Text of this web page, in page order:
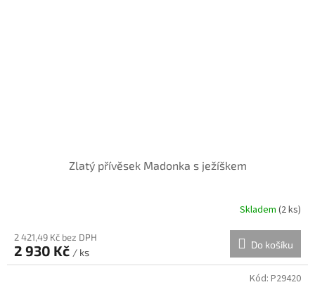
Zlatý přívěsek Madonka s ježíškem
Skladem (2 ks)
2 421,49 Kč bez DPH
2 930 Kč / ks
Do košíku
Kód: P29420